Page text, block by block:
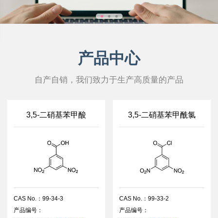
产品中心
自产自销，我们致力于生产高质量的产品
3,5-二硝基苯甲酸
CAS No.：99-34-3
产品编号：
3,5-二硝基苯甲酰氯
CAS No.：99-33-2
产品编号：